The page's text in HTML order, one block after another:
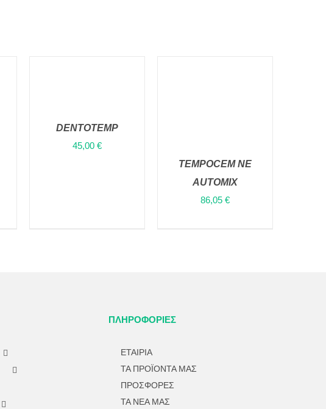
ΠΡΟΣΘΉΚΗ ΣΤΟ
ΚΑΛΆΘΙ
/
QUICK
VIEW
DENTOTEMP
45,00 €
ΚΑΛΆΘΙ
/
QUICK
VIEW
TEMPOCEM NE
AUTOMIX
86,05 €
ΠΛΗΡΟΦΟΡΙΕΣ
ΕΤΑΙΡΙΑ
ΤΑ ΠΡΟΪΟΝΤΑ ΜΑΣ
ΠΡΟΣΦΟΡΕΣ
ΤΑ ΝΕΑ ΜΑΣ